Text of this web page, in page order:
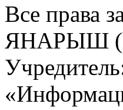
Все права
ЯНАРЫШ